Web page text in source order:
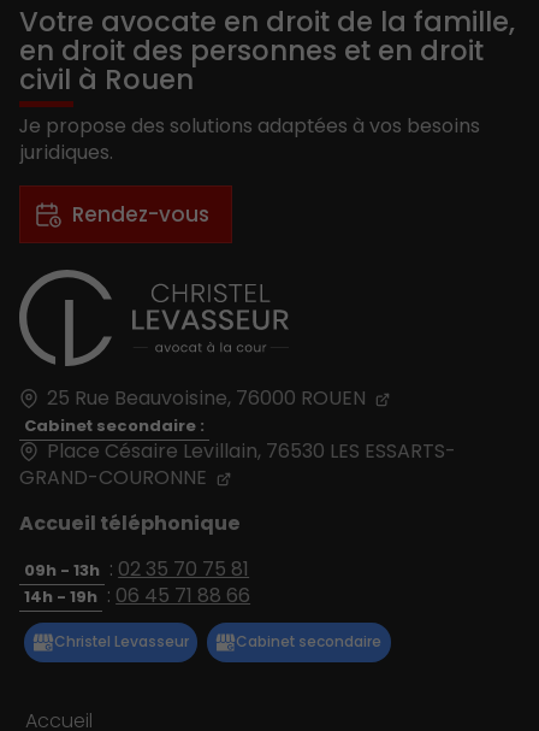
25 Rue Beauvoisine, 76000 ROUEN
Cabinet secondaire :
Place Césaire Levillain, 76530 LES ESSARTS-
GRAND-COURONNE
Accueil téléphonique
09h - 13h : 02 35 70 75 81
14h - 19h : 06 45 71 88 66
Accueil
Votre avocate en droit de la famille,
en droit des personnes et en droit
civil à Rouen
Je propose des solutions adaptées à vos besoins
juridiques.
Rendez-vous